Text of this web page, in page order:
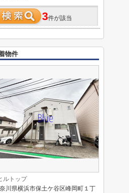
3件が該当
物件
ルトップ
川県横浜市保土ケ谷区峰岡町１丁